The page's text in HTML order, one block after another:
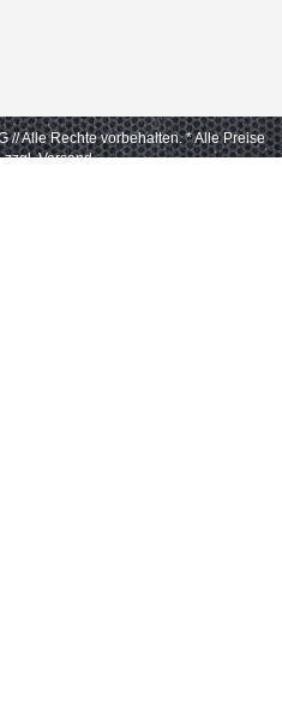
// Alle Rechte vorbehalten. * Alle Preise
zzgl. Versand.